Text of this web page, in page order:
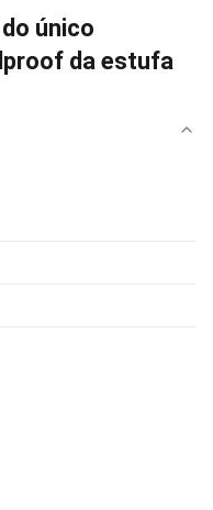
único
da estufa